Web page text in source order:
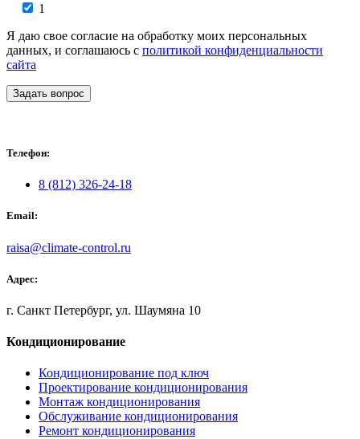
1
Я даю свое согласие на обработку моих персональных
данных, и соглашаюсь с политикой конфиденциальности
сайта
Задать вопрос
Телефон:
8 (812) 326-24-18
Email:
raisa@climate-control.ru
Адрес:
г. Санкт Петербург, ул. Шаумяна 10
Кондиционирование
Кондиционирование под ключ
Проектирование кондиционирования
Монтаж кондиционирования
Обслуживание кондиционирования
Ремонт кондиционирования